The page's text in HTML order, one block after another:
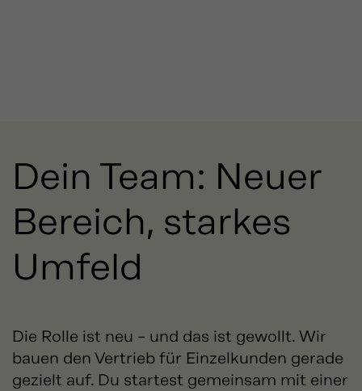
Dein Team: Neuer
Bereich, starkes
Umfeld
Die Rolle ist neu – und das ist gewollt. Wir
bauen den Vertrieb für Einzelkunden gerade
gezielt auf. Du startest gemeinsam mit einer